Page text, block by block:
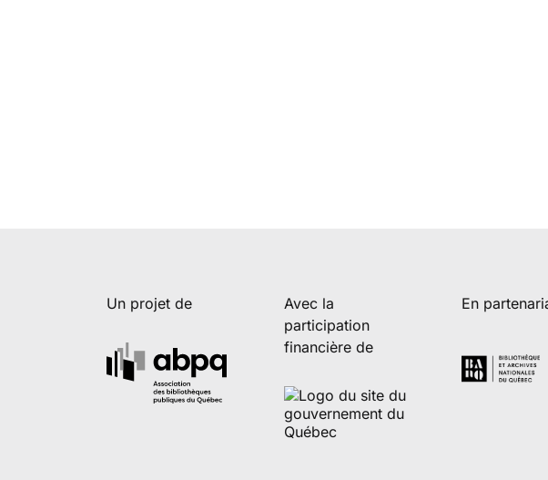
Un projet de
Avec la
participation
financière de
En